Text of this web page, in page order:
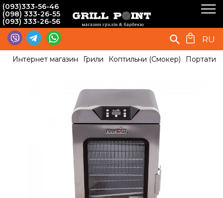
(093)333-56-46
(098) 333-26-55
(093) 333-26-56
RU
Интернет магазин Грили Коптильни (Смокер)